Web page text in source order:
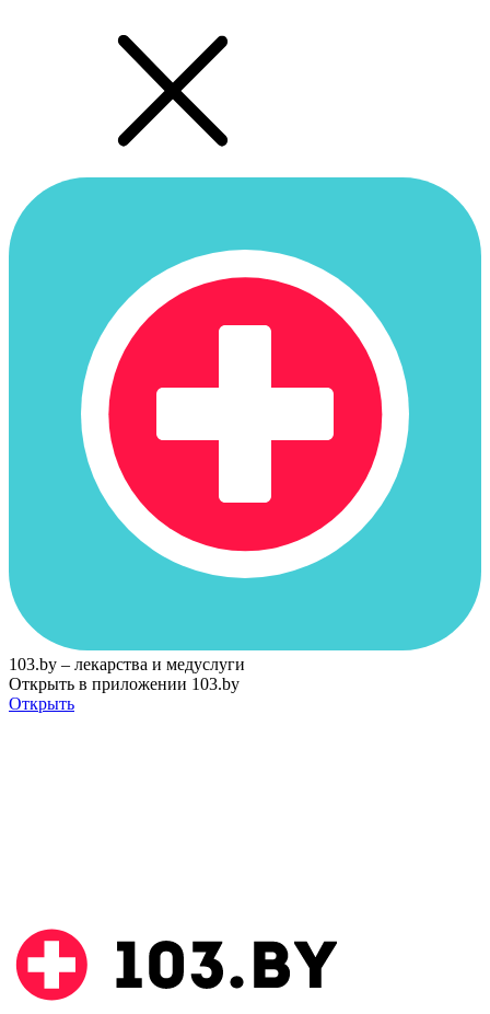
103.by – лекарства и медуслуги
Открыть в приложении 103.by
Открыть